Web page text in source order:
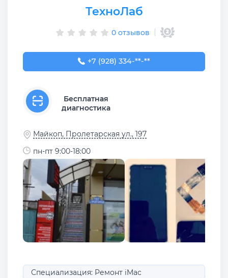
ТехноЛаб
0 отзывов
+7 (928) 334-99-00
+7 (928) 334-**-**
Бесплатная
диагностика
Майкоп, Пролетарская ул., 197
пн-пт 9:00-18:00
Специализация: Ремонт iMac